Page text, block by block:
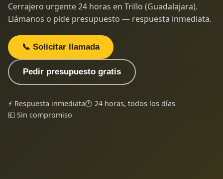
Cerrajero urgente 24 horas en Trillo (Guadalajara).
Llámanos o pide presupuesto — respuesta inmediata.
📞 Solicitar llamada
Pedir presupuesto gratis
⚡ Respuesta inmediata🕐 24 horas, todos los días
💶 Sin compromiso